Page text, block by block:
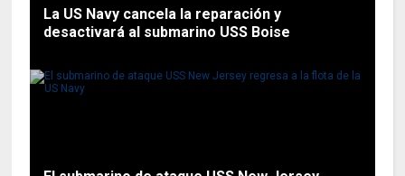
La US Navy cancela la reparación y
desactivará al submarino USS Boise